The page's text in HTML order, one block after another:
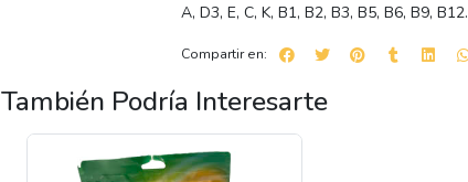
A, D3, E, C, K, B1, B2, B3, B5, B6, B9, B12.
Compartir en:
También Podría Interesarte